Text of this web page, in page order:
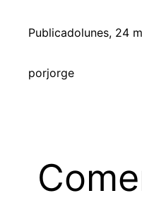
Publicadolunes, 24
porjorge